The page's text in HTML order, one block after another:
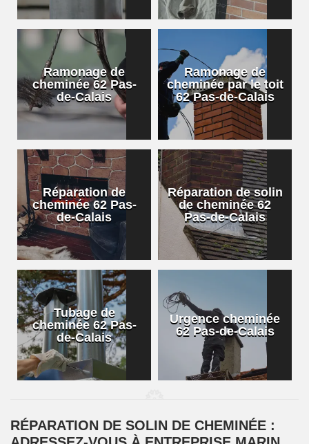
Ramonage de
cheminée 62 Pas-
de-Calais
Ramonage de
cheminée par le toit
62 Pas-de-Calais
Réparation de
cheminée 62 Pas-
de-Calais
Réparation de solin
de cheminée 62
Pas-de-Calais
Tubage de
cheminée 62 Pas-
de-Calais
Urgence cheminée
62 Pas-de-Calais
RÉPARATION DE SOLIN DE CHEMINÉE :